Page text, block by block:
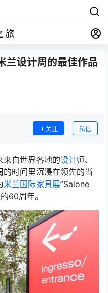
旅
兰设计周的最佳作品
关注 私信
来自世界各地的设计师、
时间里沉浸在领先的当
米兰国际家具展”Salone
60周年。